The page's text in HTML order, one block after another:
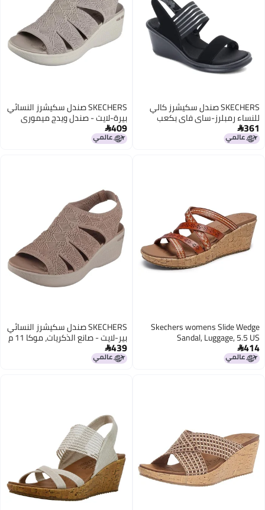
SKECHERS صندل سكيشرز كالي
للنساء رمبلرز-ساي فاي بكعب
عريض، أسود، 6.5 M US
361
SKECHERS صندل سكيشرز النسائي
بيرة-لايت - صندل ويدج ميموري
ميكر، توبي 9 م
409
Skechers womens Slide Wedge
Sandal, Luggage, 5.5 US
414
SKECHERS صندل سكيشرز النسائي
بير-لايت - صانع الذكريات، موكا 11 م
439